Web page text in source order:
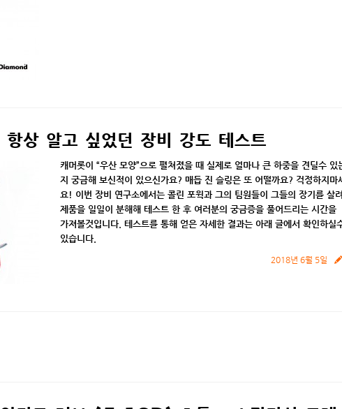
상 알고 싶었던 장비 강도 테스트
캐머롯이 “우산 모양”으로 펼쳐졌을 때 실제로 얼마나 큰 하중을 견딜수 있
지 궁금해 보신적이 있으신가요? 매듭 진 슬링은 또 어떨까요? 걱정하지마
요! 이번 장비 연구소에서는 콜린 포윅과 그의 팀원들이 그들의 장기를 살려
제품을 일일이 분해해 테스트 한 후 여러분의 궁금증을 풀어드리는 시간을
가져볼것입니다. 테스트를 통해 얻은 자세한 결과는 아래 글에서 확인하실
있습니다.
2018년 6월 5일